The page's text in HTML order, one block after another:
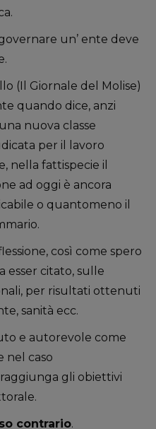
un’ ente deve
(Il Giornale del Molise)
quando dice, anzi
nuova classe
per il lavoro
nella fattispecie il
ad oggi è ancora
o quantomeno il
così come spero
esser citato, sulle
per risultati ottenuti
sanità ecc.
e autorevole come
nel caso
gli obiettivi
contrario.